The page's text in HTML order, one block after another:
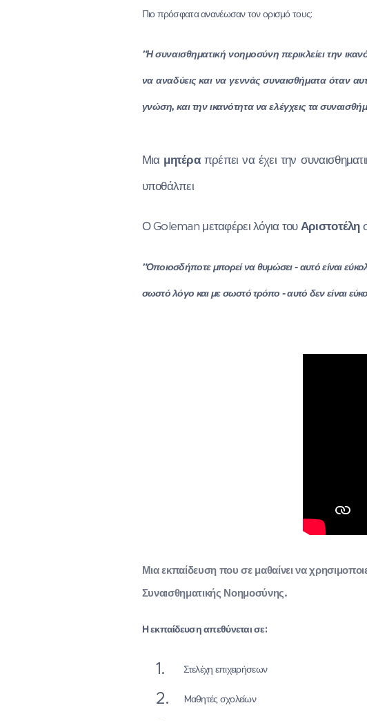
Πιο πρόσφατα ανανέωσαν τον ορισμό τους:
"Η συναισθηματική νοημοσύνη περικλείει την
να αναδύεις και να γεννάς συναισθήματα όταν
γνώση, και την ικανότητα να ελέγχεις τα
Μια μητέρα πρέπει να έχει την
υποθάλπει
Ο Goleman μεταφέρει λόγια τουΑριστοτέλη
"Οποιοσδήποτε μπορεί να θυμώσει - αυτό είναι
σωστό λόγο και με σωστό τρόπο - αυτό δεν είναι
Μια εκπαίδευση που σε μαθαίνει να
Συναισθηματικής Νοημοσύνης.
Η εκπαίδευση απεθύνεται σε:
Στελέχη επιχειρήσεων
Mαθητές σχολείων